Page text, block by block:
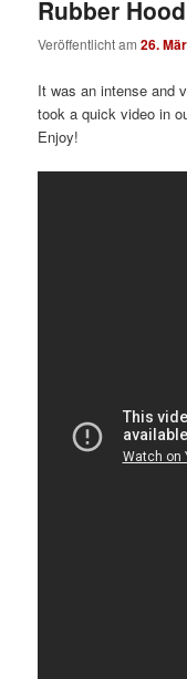
Rubber
Veröffentlicht am26.
It was an intense and
took a quick video in
Enjoy!